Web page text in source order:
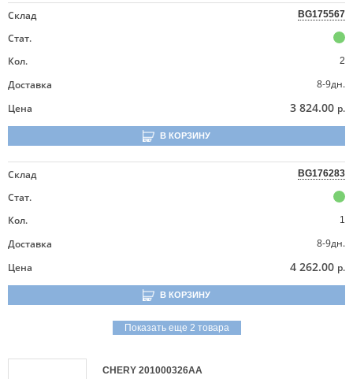
Склад BG175567
Стат.
Кол.
2
Доставка
8-9дн.
Цена
3 824.00 р.
В КОРЗИНУ
Склад BG176283
Стат.
Кол.
1
Доставка
8-9дн.
Цена
4 262.00 р.
В КОРЗИНУ
Показать еще 2 товара
CHERY 201000326AA